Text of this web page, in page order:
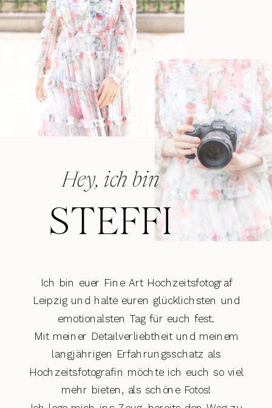
Ich bin euer Fine Art Hochzeitsfotograf
Leipzig und halte euren glücklichsten und
emotionalsten Tag für euch fest.
Mit meiner Detailverliebtheit und meinem
langjährigen Erfahrungsschatz als
Hochzeitsfotografin möchte ich euch so viel
mehr bieten, als schöne Fotos!
STEFFI
Hey, ich bin